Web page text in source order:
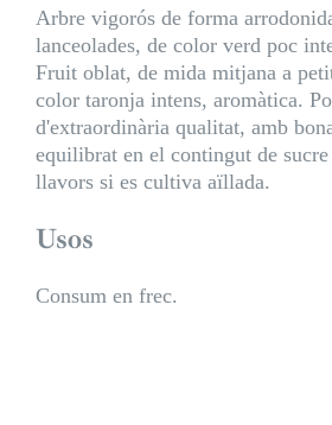
Arbre vigorós de forma
lanceolades, de color verd poc
Fruit oblat, de mida mitjana a
color taronja intens, aromàtica.
d'extraordinària qualitat, amb
equilibrat en el contingut de
llavors si es cultiva aïllada.
Usos
Consum en frec.